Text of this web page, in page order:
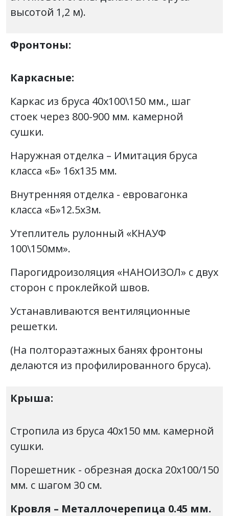
высотой 1,2 м).
Фронтоны:
Каркасные:
Каркас из бруса 40х100\150 мм., шаг
стоек через 800-900 мм. камерной
сушки.
Наружная отделка – Имитация бруса
класса «Б» 16х135 мм.
Внутренняя отделка - евровагонка
класса «Б»12.5х3м.
Утеплитель рулонный «КНАУФ
100\150мм».
Парогидроизоляция «НАНОИЗОЛ» с двух
сторон с проклейкой швов.
Устанавливаются вентиляционные
решетки.
(На полтораэтажных банях фронтоны
делаются из профилированного бруса).
Крыша:
Стропила из бруса 40х150 мм. камерной
сушки.
Порешетник - обрезная доска 20х100/150
мм. с шагом 30 см.
Кровля – Металлочерепица 0.45 мм.